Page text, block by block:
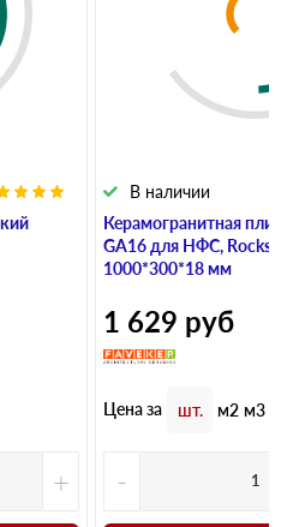
+
Керамогранитная
GA16 для НФС, Rocks
1000*300*18 мм
В наличии
1 629 руб
Цена за шт. м2 м3
-